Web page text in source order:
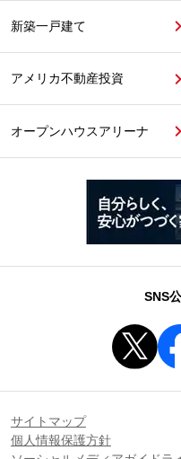
新築一戸建て
アメリカ不動産投資
オープンハウスアリーナ
SNS
サイトマップ
個人情報保護方針